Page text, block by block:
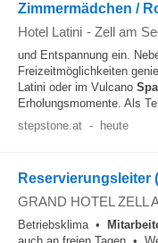
Zimmermädchen /
Hotel Latini - Zell am
und Entspannung ein.
Freizeitmöglichkeiten
Latini oder im Vulcano Spa
Erholungsmomente. Als
stepstone.at - heute
Reservierungsleiter
GRAND HOTEL ZELL
Betriebsklima •